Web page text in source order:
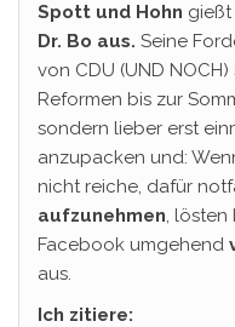
Spott und Hohn
Dr. Bo aus. Seine
von CDU (UND
Reformen bis zur
sondern lieber erst
anzupacken und:
nicht reiche, dafür
aufzunehmen, lösten
Facebook umgehend
aus.
Ich zitiere: